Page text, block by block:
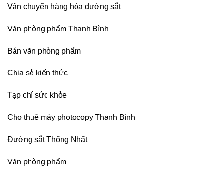
Nitto
tại
TP
Vận chuyển hàng hóa đường sắt
Văn phòng phẩm Thanh Bình
Bán văn phòng phẩm
Chia sẻ kiến thức
Tạp chí sức khỏe
Cho thuê máy photocopy Thanh Bình
Đường sắt Thống Nhất
Văn phòng phẩm